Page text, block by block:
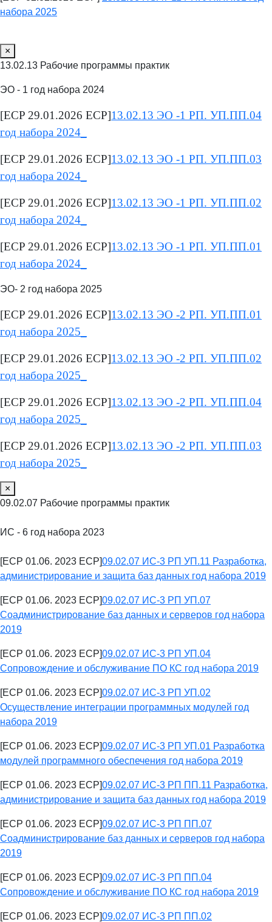
набора 2025
×
13.02.13 Рабочие программы практик
ЭО - 1 год набора 2024
[ECP 29.01.2026 ECP]13.02.13 ЭО -1 РП. УП.ПП.04
год набора 2024_
[ECP 29.01.2026 ECP]13.02.13 ЭО -1 РП. УП.ПП.03
год набора 2024_
[ECP 29.01.2026 ECP]13.02.13 ЭО -1 РП. УП.ПП.02
год набора 2024_
[ECP 29.01.2026 ECP]13.02.13 ЭО -1 РП. УП.ПП.01
год набора 2024_
ЭО- 2 год набора 2025
[ECP 29.01.2026 ECP]13.02.13 ЭО -2 РП. УП.ПП.01
год набора 2025_
[ECP 29.01.2026 ECP]13.02.13 ЭО -2 РП. УП.ПП.02
год набора 2025_
[ECP 29.01.2026 ECP]13.02.13 ЭО -2 РП. УП.ПП.04
год набора 2025_
[ECP 29.01.2026 ECP]13.02.13 ЭО -2 РП. УП.ПП.03
год набора 2025_
×
09.02.07 Рабочие программы практик
ИС - 6 год набора 2023
[ECP 01.06. 2023 ECP]09.02.07 ИС-3 РП УП.11 Разработка,
администрирование и защита баз данных год набора 2019
[ECP 01.06. 2023 ECP]09.02.07 ИС-3 РП УП.07
Соадминистрирование баз данных и серверов год набора
2019
[ECP 01.06. 2023 ECP]09.02.07 ИС-3 РП УП.04
Сопровождение и обслуживание ПО КС год набора 2019
[ECP 01.06. 2023 ECP]09.02.07 ИС-3 РП УП.02
Осуществление интеграции программных модулей год
набора 2019
[ECP 01.06. 2023 ECP]09.02.07 ИС-3 РП УП.01 Разработка
модулей программного обеспечения год набора 2019
[ECP 01.06. 2023 ECP]09.02.07 ИС-3 РП ПП.11 Разработка,
администрирование и защита баз данных год набора 2019
[ECP 01.06. 2023 ECP]09.02.07 ИС-3 РП ПП.07
Соадминистрирование баз данных и серверов год набора
2019
[ECP 01.06. 2023 ECP]09.02.07 ИС-3 РП ПП.04
Сопровождение и обслуживание ПО КС год набора 2019
[ECP 01.06. 2023 ECP]09.02.07 ИС-3 РП ПП.02